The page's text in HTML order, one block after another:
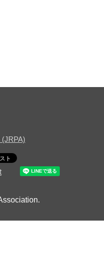
(JRPA)